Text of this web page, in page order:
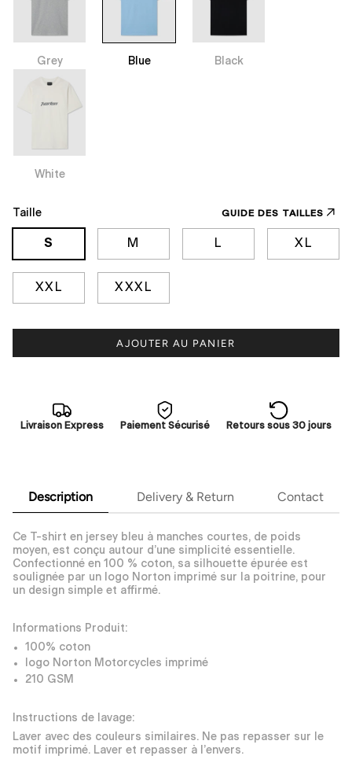
Grey Blue Black
White
Taille GUIDE DES TAILLES
S M L XL
XXL XXXL
AJOUTER AU PANIER
Livraison Express Paiement Sécurisé Retours sous 30 jours
Description Delivery & Return Contact
Ce T-shirt en jersey bleu à manches courtes, de poids
moyen, est conçu autour d’une simplicité essentielle.
Confectionné en 100 % coton, sa silhouette épurée est
soulignée par un logo Norton imprimé sur la poitrine, pour
un design simple et affirmé.
Informations Produit:
100% coton
logo Norton Motorcycles imprimé
210 GSM
Instructions de lavage:
Laver avec des couleurs similaires. Ne pas repasser sur le
motif imprimé. Laver et repasser à l’envers.